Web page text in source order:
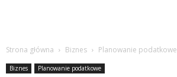
Strona główna Biznes Planowanie podatkowe
Biznes Planowanie podatkowe